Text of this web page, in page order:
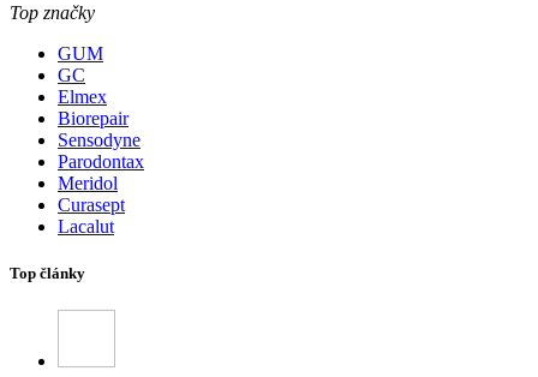
Top značky
GUM
GC
Elmex
Biorepair
Sensodyne
Parodontax
Meridol
Curasept
Lacalut
Top články